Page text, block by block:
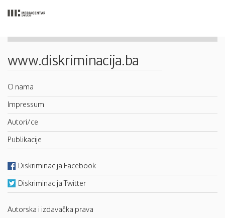
www.diskriminacija.ba
O nama
Impressum
Autori/ce
Publikacije
Diskriminacija Facebook
Diskriminacija Twitter
Autorska i izdavačka prava